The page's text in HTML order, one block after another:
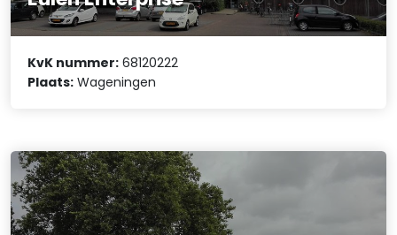
KvK nummer: 68120222
Plaats: Wageningen